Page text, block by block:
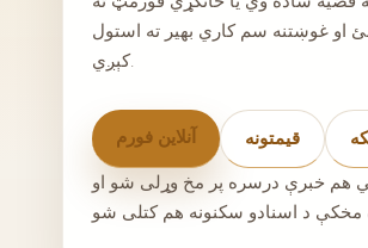
او غوښتنه سم کاري بهیر ته استول
کېږي.
آنلاین فورم قیمتونه
هم خبرې درسره پر مخ وړلی شو او